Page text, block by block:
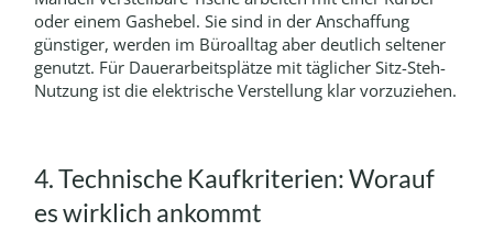
oder einem Gashebel. Sie sind in der Anschaffung
günstiger, werden im Büroalltag aber deutlich seltener
genutzt. Für Dauerarbeitsplätze mit täglicher Sitz-Steh-
Nutzung ist die elektrische Verstellung klar vorzuziehen.
4. Technische Kaufkriterien: Worauf
es wirklich ankommt